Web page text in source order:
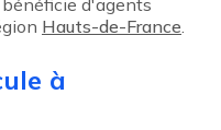
d'agents
Hauts-de-France.
à